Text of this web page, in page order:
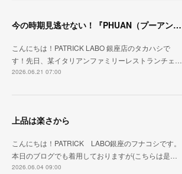
今の時期見逃せない！『PHUAN（プーアン）』
こんにちは！PATRICK LABO 銀座店のタカハシで
す！先日、某イタリアンファミリーレストランチェ…
2026.06.21 07:00
上品は楽さから
こんにちは！PATRICK LABO銀座のフナコシです。
本日のブログでも着用しておりますが(こちらは是…
2026.06.04 09:00